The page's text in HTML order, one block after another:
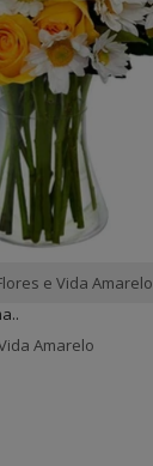
e Vida Amarelo
Amarelo